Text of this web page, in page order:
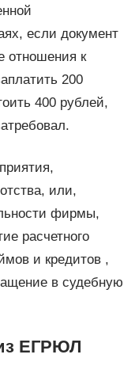
если документ
отношения к
200
400 рублей,
или,
фирмы,
расчетного
и кредитов ,
в судебную
ЕГРЮЛ